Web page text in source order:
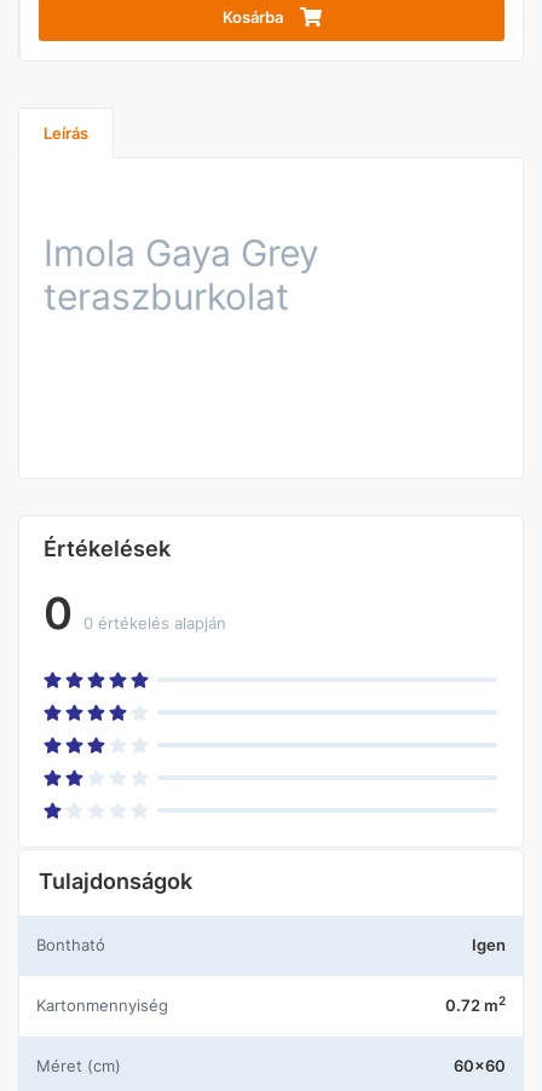
Kosárba
Leírás
Imola Gaya Grey
teraszburkolat
Értékelések
0 0 értékelés alapján
Tulajdonságok
Bontható Igen
Kartonmennyiség 0.72 m2
Méret (cm) 60x60